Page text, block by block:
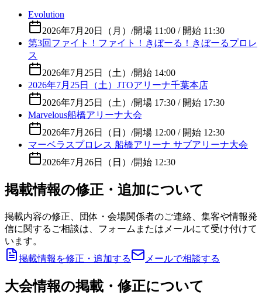
Evolution
2026年7月20日（月） /開場 11:00 / 開始 11:30
第3回ファイト！ファイト！きぼーる！きぼーるプロレ
ス
2026年7月25日（土） /開始 14:00
2026年7月25日（土）JTOアリーナ千葉本店
2026年7月25日（土） /開場 17:30 / 開始 17:30
Marvelous船橋アリーナ大会
2026年7月26日（日） /開場 12:00 / 開始 12:30
マーベラスプロレス 船橋アリーナ サブアリーナ大会
2026年7月26日（日） /開始 12:30
掲載情報の修正・追加について
掲載内容の修正、団体・会場関係者のご連絡、集客や情報発
信に関するご相談は、フォームまたはメールにて受け付けて
います。
掲載情報を修正・追加する
メールで相談する
大会情報の掲載・修正について